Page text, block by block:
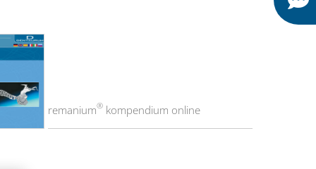
remanium®kompendium online